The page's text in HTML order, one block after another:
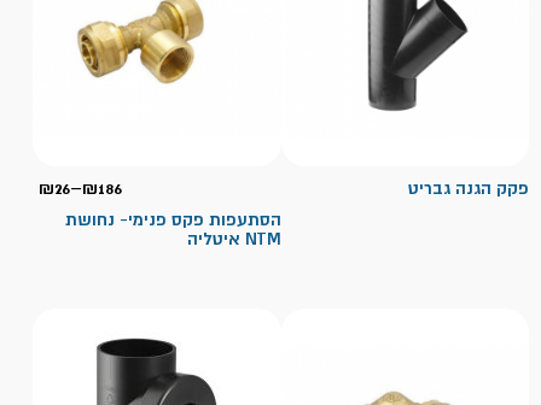
פקק הגנה גבריט ₪26–₪186
הסתעפות פקס פנימי- נחושת
NTM איטליה